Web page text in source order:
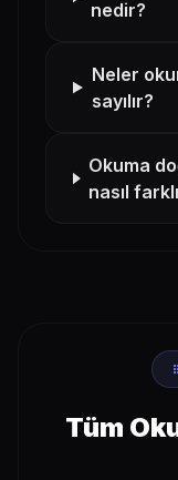
nedir?
Neler
sayılır?
Okuma
nasıl
Tüm